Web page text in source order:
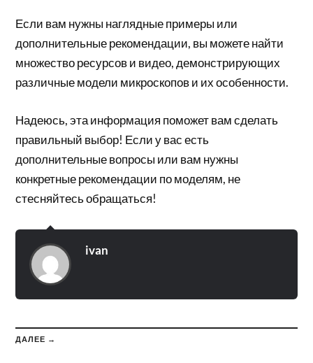
Если вам нужны наглядные примеры или
дополнительные рекомендации, вы можете найти
множество ресурсов и видео, демонстрирующих
различные модели микроскопов и их особенности.
Надеюсь, эта информация поможет вам сделать
правильный выбор! Если у вас есть
дополнительные вопросы или вам нужны
конкретные рекомендации по моделям, не
стесняйтесь обращаться!
ivan
ДАЛЕЕ →